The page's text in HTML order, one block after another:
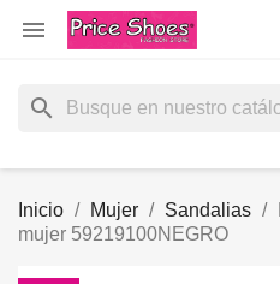

search
Inicio Mujer Sandalias
mujer 59219100NEGRO